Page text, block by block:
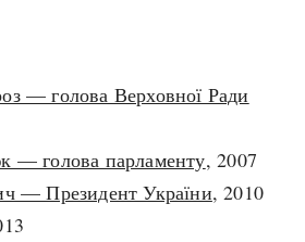
— голова Верховної Ради
— голова парламенту, 2007
— Президент України, 2010